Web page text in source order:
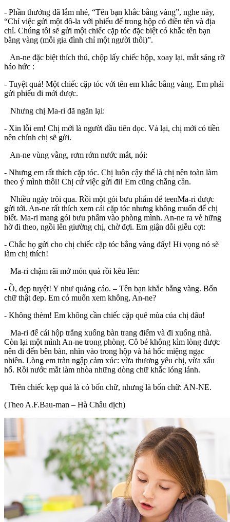
- Phần thưởng đã lắm nhé, “Tên bạn khắc bằng vàng”, nghe này,
“Chỉ việc gửi một đô-la với phiếu để trong hộp có điền tên và địa
chỉ. Chúng tôi sẽ gửi một chiếc cặp tóc đặc biệt có khắc tên bạn
bằng vàng (mỗi gia đình chỉ một người thôi)”.
An-ne đặc biệt thích thú, chộp lấy chiếc hộp, xoay lại, mắt sáng rỡ
háo hức :
- Tuyệt quá! Một chiếc cặp tóc với tên em khắc bằng vàng. Em phải
gửi phiếu đi mới được.
Nhưng chị Ma-ri đã ngăn lại:
- Xin lỗi em! Chị mới là người đầu tiên đọc. Vả lại, chị mới có tiền
nên chính chị sẽ gửi.
An-ne vùng vằng, rơm rớm nước mắt, nói:
- Nhưng em rất thích cặp tóc. Chị luôn cậy thế là chị nên toàn làm
theo ý mình thôi! Chị cứ việc gửi đi! Em cũng chẳng cần.
Nhiều ngày trôi qua. Rồi một gói bưu phẩm để teenMa-ri được
gửi tới. An-ne rất thích xem cái cặp tóc nhưng không muốn để chị
biết. Ma-ri mang gói bưu phẩm vào phòng mình. An-ne ra vẻ hững
hờ đi theo, ngồi lên giường chị, chờ đợi. Em giận dỗi giễu cợt:
- Chắc họ gửi cho chị chiếc cặp tóc bằng vàng đấy! Hi vọng nó sẽ
làm chị thích!
Ma-ri chậm rãi mở món quà rồi kêu lên:
- Ồ, đẹp tuyệt! Y như quảng cáo. – Tên bạn khắc bằng vàng. Bốn
chữ thật đep. Em có muốn xem không, An-ne?
- Không thèm! Em không cần chiếc cặp quê mùa của chị đâu!
Ma-ri để cái hộp trắng xuống bàn trang điểm và đi xuống nhà.
Còn lại một mình An-ne trong phòng. Cô bé không kìm lòng được
nên đi đến bên bàn, nhìn vào trong hộp và há hốc miệng ngạc
nhiên. Lòng em tràn ngập cảm xúc: vừa thương yêu chị, vừa xấu
hổ. Rồi nước mắt làm nhòa những dòng chữ khắc lóng lánh.
Trên chiếc kẹp quả là có bốn chữ, nhưng là bốn chữ: AN-NE.
(Theo A.F.Bau-man – Hà Châu dịch)